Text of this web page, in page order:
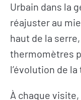
Urbain dans la
réajuster au
haut de la
thermomètres
l’évolution de
À chaque